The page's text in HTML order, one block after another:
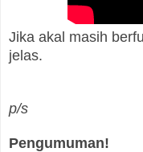
Jika akal masih
jelas.
p/s
Pengumuman!